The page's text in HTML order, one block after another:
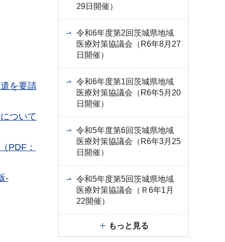
を要請
ついて
PDF：
-
29日開催）
令和6年度第2回茨城県地域
医療対策協議会（R6年8月27
日開催）
令和6年度第1回茨城県地域
医療対策協議会（R6年5月20
日開催）
令和5年度第6回茨城県地域
医療対策協議会（R6年3月25
日開催）
令和5年度第5回茨城県地域
医療対策協議会（Ｒ6年1月
22開催）
もっと見る